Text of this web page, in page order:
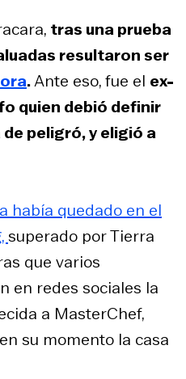
tras una prueba
resultaron ser
.Ante eso, fue el ex-
quien debió definir
peligró, y eligió a
había quedado en el
superado porTierra
que varios
en redes sociales la
a MasterChef,
su momento la casa